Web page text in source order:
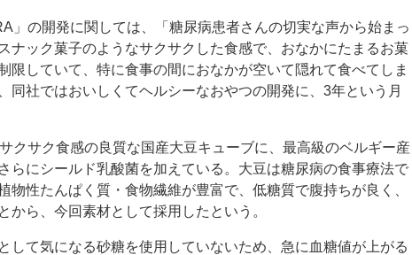
」の開発に関しては、「糖尿病患者さんの切実な声から始まっ
ナック菓子のようなサクサクした食感で、おなかにたまるお菓
限していて、特に食事の間におなかが空いて隠れて食べてしま
同社ではおいしくてヘルシーなおやつの開発に、3年という月
クサク食感の良質な国産大豆キューブに、最高級のベルギー産
らにシールド乳酸菌を加えている。大豆は糖尿病の食事療法で
物性たんぱく質・食物繊維が豊富で、低糖質で腹持ちが良く、
から、今回素材として採用したという。
て気になる砂糖を使用していないため、急に血糖値が上がる